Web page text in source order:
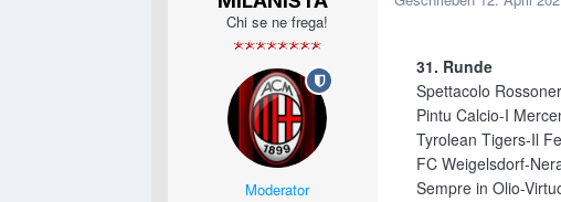
Chi se ne frega!
Moderator
31. Runde
Spettacolo
Pintu Calcio-I
Tyrolean Tigers-Il
FC Weigelsdorf-
Sempre in Olio-